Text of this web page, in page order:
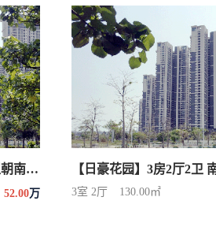
【金岭家园】急3房2厅2卫 户型朝南 全新装修未
52.00万 3室 2厅 130.00㎡